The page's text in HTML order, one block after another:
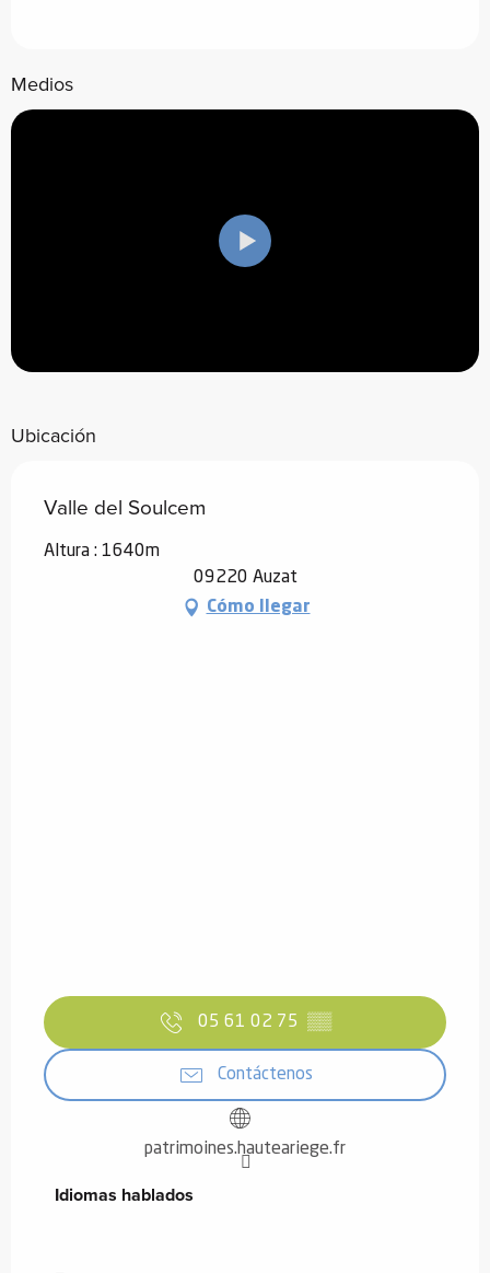
Medios
Ubicación
Valle del Soulcem
Altura : 1640m
09220 Auzat
Cómo llegar
05 61 02 75 ▒▒
Contáctenos
patrimoines.hauteariege.fr
Idiomas hablados
Idiomas hablados